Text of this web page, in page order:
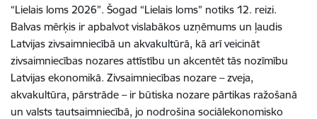
“Lielais loms 2026”. Šogad “Lielais loms” notiks 12. reizi.
Balvas mērķis ir apbalvot vislabākos uzņēmums un ļaudis
Latvijas zivsaimniecībā un akvakultūrā, kā arī veicināt
zivsaimniecības nozares attīstību un akcentēt tās nozīmību
Latvijas ekonomikā. Zivsaimniecības nozare – zveja,
akvakultūra, pārstrāde – ir būtiska nozare pārtikas ražošanā
un valsts tautsaimniecībā, jo nodrošina sociālekonomisko